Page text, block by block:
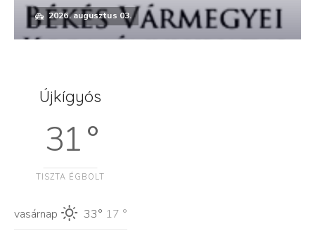
2026. augusztus 03.
Újkígyós
31 °
TISZTA ÉGBOLT
vasárnap 33° 17 °